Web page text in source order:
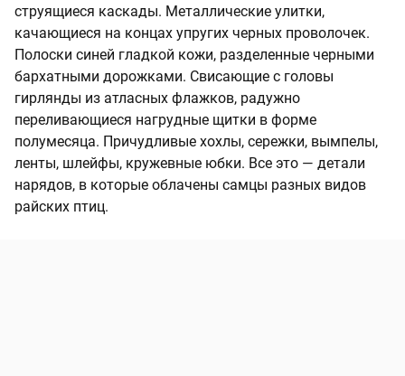
струящиеся каскады. Металлические улитки,
качающиеся на концах упругих черных проволочек.
Полоски синей гладкой кожи, разделенные черными
бархатными дорожками. Свисающие с головы
гирлянды из атласных флажков, радужно
переливающиеся нагрудные щитки в форме
полумесяца. Причудливые хохлы, сережки, вымпелы,
ленты, шлейфы, кружевные юбки. Все это — детали
нарядов, в которые облачены самцы разных видов
райских птиц.